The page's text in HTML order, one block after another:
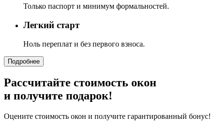
Только паспорт и минимум формальностей.
Легкий старт
Ноль переплат и без первого взноса.
Подробнее
Рассчитайте стоимость окон
и получите подарок!
Оцените стоимость окон и получите гарантированный бонус!